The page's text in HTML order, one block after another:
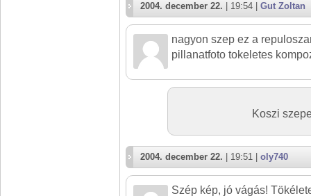
2004. december 22. | 19:54 | Gut Zoltan
nagyon szep ez a
pillanatfoto tokeletes
Koszi
2004. december 22. | 19:51 | oly740
Szép kép, jó vágás!